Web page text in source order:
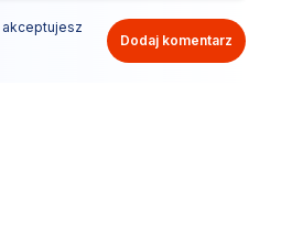
Dodaj komentarz